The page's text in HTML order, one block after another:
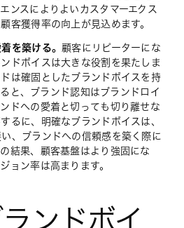
ンスによりよいカスタマーエクス
客獲得率の向上が見込めます。
を築ける。 顧客にリピーターにな
ドボイスは大きな役割を果たしま
は確固としたブランドボイスを持
と、ブランド認知はブランドロイ
ドへの愛着と切っても切り離せな
るに、明確なブランドボイスは、
、ブランドへの信頼感を築く際に
結果、顧客基盤はより強固にな
ョン率は高まります。
ンドボイ